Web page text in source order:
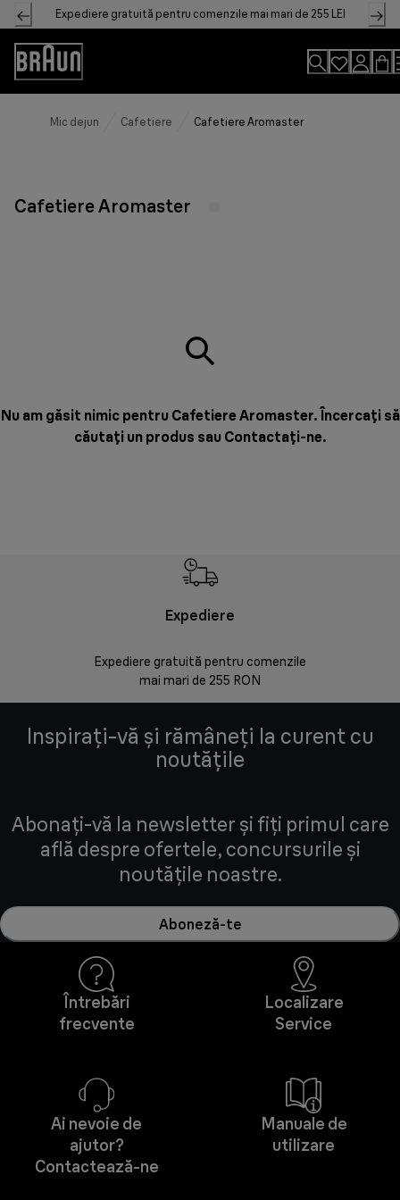
Skip
to
Content
Expediere gratuită pentru comenzile mai mari de 255 LEI
Accessibility
Statement
Mic dejun Cafetiere Cafetiere Aromaster
Cafetiere Aromaster
Nu am găsit nimic pentru Cafetiere Aromaster. Încercați să
căutați un produs sau Contactați-ne.
Expediere
Expediere gratuită pentru comenzile
mai mari de 255 RON
Inspirați-vă și rămâneți la curent cu
noutățile
Abonați-vă la newsletter și fiți primul care
află despre ofertele, concursurile și
noutățile noastre.
Aboneză-te
Întrebări
frecvente
Localizare
Service
Ai nevoie de
ajutor?
Contactează-ne
Manuale de
utilizare